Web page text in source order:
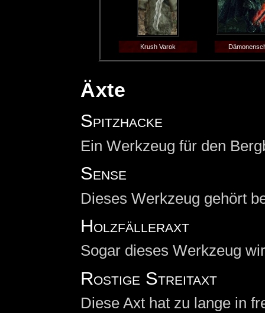
Krush Varok
Äxte
Spitzhacke
Ein Werkzeug für den
Sense
Dieses Werkzeug gehört
Holzfälleraxt
Sogar dieses Werkzeug
Rostige Streitaxt
Diese Axt hat zu lange in